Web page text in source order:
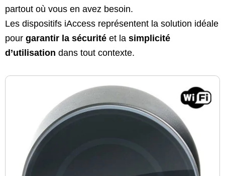
partout où vous en avez besoin.
Les dispositifs iAccess représentent la solution idéale
pour garantir la sécurité et la simplicité
d’utilisation dans tout contexte.